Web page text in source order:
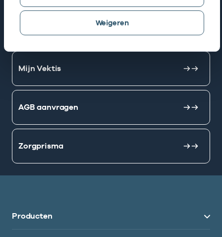
Weigeren
AGB zoeken
Mijn Vektis
AGB aanvragen
Zorgprisma
Producten